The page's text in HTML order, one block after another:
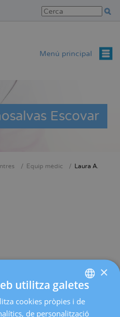
Menú principal
Escovar
Equip mèdic
Laura A.
SPANISH
×
utilitza galetes
cookies pròpies i de
de personalització